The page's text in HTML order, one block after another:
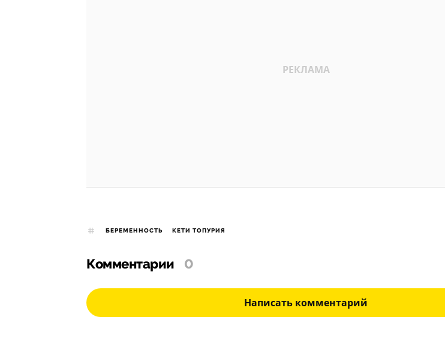
БЕРЕМЕННОСТЬ КЕТИ ТОПУРИЯ
Комментарии 0
Написать комментарий